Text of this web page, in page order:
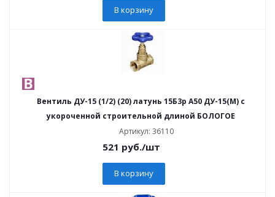
В корзину
Вентиль ДУ-15 (1/2) (20) латунь 15Б3р А50 ДУ-15(М) с
укороченной строительной длиной БОЛОГОЕ
Артикул: 36110
521 руб./шт
В корзину